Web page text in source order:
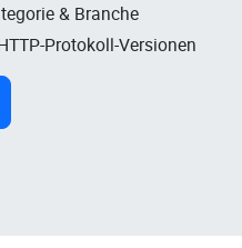
& Branche
Protokoll-Versionen